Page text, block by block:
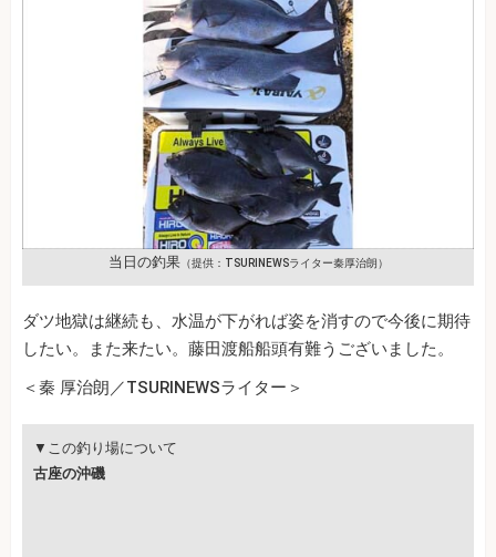
当日の釣果（提供：TSURINEWSライター秦厚治朗）
ダツ地獄は継続も、水温が下がれば姿を消すので今後に期待
したい。また来たい。藤田渡船船頭有難うございました。
＜秦 厚治朗／TSURINEWSライター＞
▼この釣り場について
古座の沖磯